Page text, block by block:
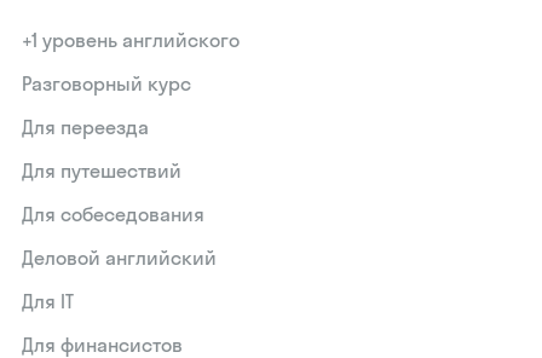
+1 уровень английского
Разговорный курс
Для переезда
Для путешествий
Для собеседования
Деловой английский
Для IT
Для финансистов